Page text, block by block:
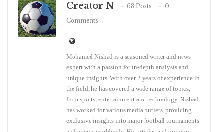
Creator N 63 Posts
0
Comments
Mohamed Nishad is a seasoned writer and news
expert with a passion for in-depth analysis and
unique insights. With over 2 years of experience in
the field, he has covered a wide range of topics,
from sports, entertainment and technology. Nishad
has worked for various media outlets, providing
exclusive insights into major football tournaments